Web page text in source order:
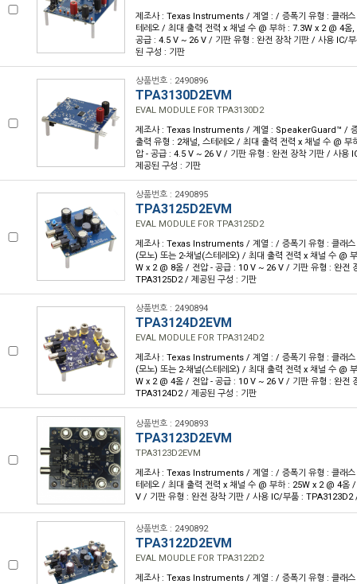
제조사 : Texas Instruments / 계열 : / 증폭기 유형 : 클래스
테레오 / 최대 출력 전력 x 채널 수 @ 부하 : 7.3W x 2 @ 4
공급 : 4.5 V ~ 26 V / 기판 유형 : 완전 장착 기판 / 사용 IC/
된 구성 : 기판
상품번호 : 2490896
TPA3130D2EVM
EVAL MODULE FOR TPA3130D2
제조사 : Texas Instruments / 계열 : SpeakerGuard™ /
출력 유형 : 2채널, 스테레오 / 최대 출력 전력 x 채널 수 @
압 - 공급 : 4.5 V ~ 26 V / 기판 유형 : 완전 장착 기판 / 사용
제공된 구성 : 기판
상품번호 : 2490895
TPA3125D2EVM
EVAL MODULE FOR TPA3125D2
제조사 : Texas Instruments / 계열 : / 증폭기 유형 : 클래스
(모노) 또는 2-채널(스테레오) / 최대 출력 전력 x 채널 수 @
W x 2 @ 8옴 / 전압 - 공급 : 10 V ~ 26 V / 기판 유형 : 완전
TPA3125D2 / 제공된 구성 : 기판
상품번호 : 2490894
TPA3124D2EVM
EVAL MODULE FOR TPA3124D2
제조사 : Texas Instruments / 계열 : / 증폭기 유형 : 클래스
(모노) 또는 2-채널(스테레오) / 최대 출력 전력 x 채널 수 @
W x 2 @ 4옴 / 전압 - 공급 : 10 V ~ 26 V / 기판 유형 : 완전
TPA3124D2 / 제공된 구성 : 기판
상품번호 : 2490893
TPA3123D2EVM
TPA3123D2EVM
제조사 : Texas Instruments / 계열 : / 증폭기 유형 : 클래스
테레오 / 최대 출력 전력 x 채널 수 @ 부하 : 25W x 2 @ 4옴
V / 기판 유형 : 완전 장착 기판 / 사용 IC/부품 : TPA3123D2
상품번호 : 2490892
TPA3122D2EVM
EVAL MOUDLE FOR TPA3122D2
제조사 : Texas Instruments / 계열 : / 증폭기 유형 : 클래스